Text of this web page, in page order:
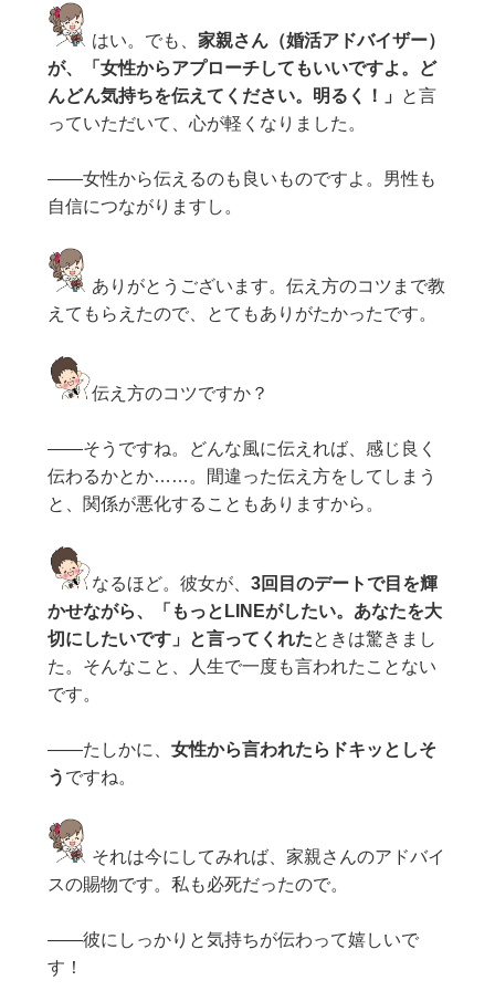
はい。でも、家親さん（婚活アドバイザー）
が、「女性からアプローチしてもいいですよ。ど
んどん気持ちを伝えてください。明るく！」
と言
っていただいて、心が軽くなりました。
——女性から伝えるのも良いものですよ。男性も
自信につながりますし。
ありがとうございます。伝え方のコツまで教
えてもらえたので、とてもありがたかったです。
伝え方のコツですか？
——そうですね。どんな風に伝えれば、感じ良く
伝わるかとか……。間違った伝え方をしてしまう
と、関係が悪化することもありますから。
なるほど。彼女が、3回目のデートで目を輝
かせながら、「もっとLINEがしたい。あなたを大
切にしたいです」と言ってくれたときは驚きまし
た。そんなこと、人生で一度も言われたことない
です。
——たしかに、女性から言われたらドキッとしそ
う ですね。
それは今にしてみれば、家親さんのアドバイ
スの賜物です。私も必死だったので。
——彼にしっかりと気持ちが伝わって嬉しいで
す！